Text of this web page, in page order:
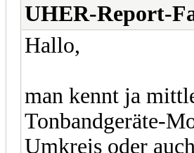
UHER-Report-
Hallo,
man kennt ja
Tonbandgeräte-
Umkreis oder